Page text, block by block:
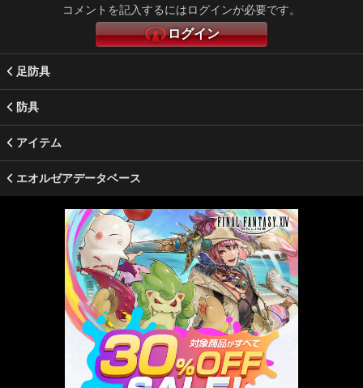
コメントを記入するにはログインが必要です。
ログイン
足防具
防具
アイテム
エオルゼアデータベース